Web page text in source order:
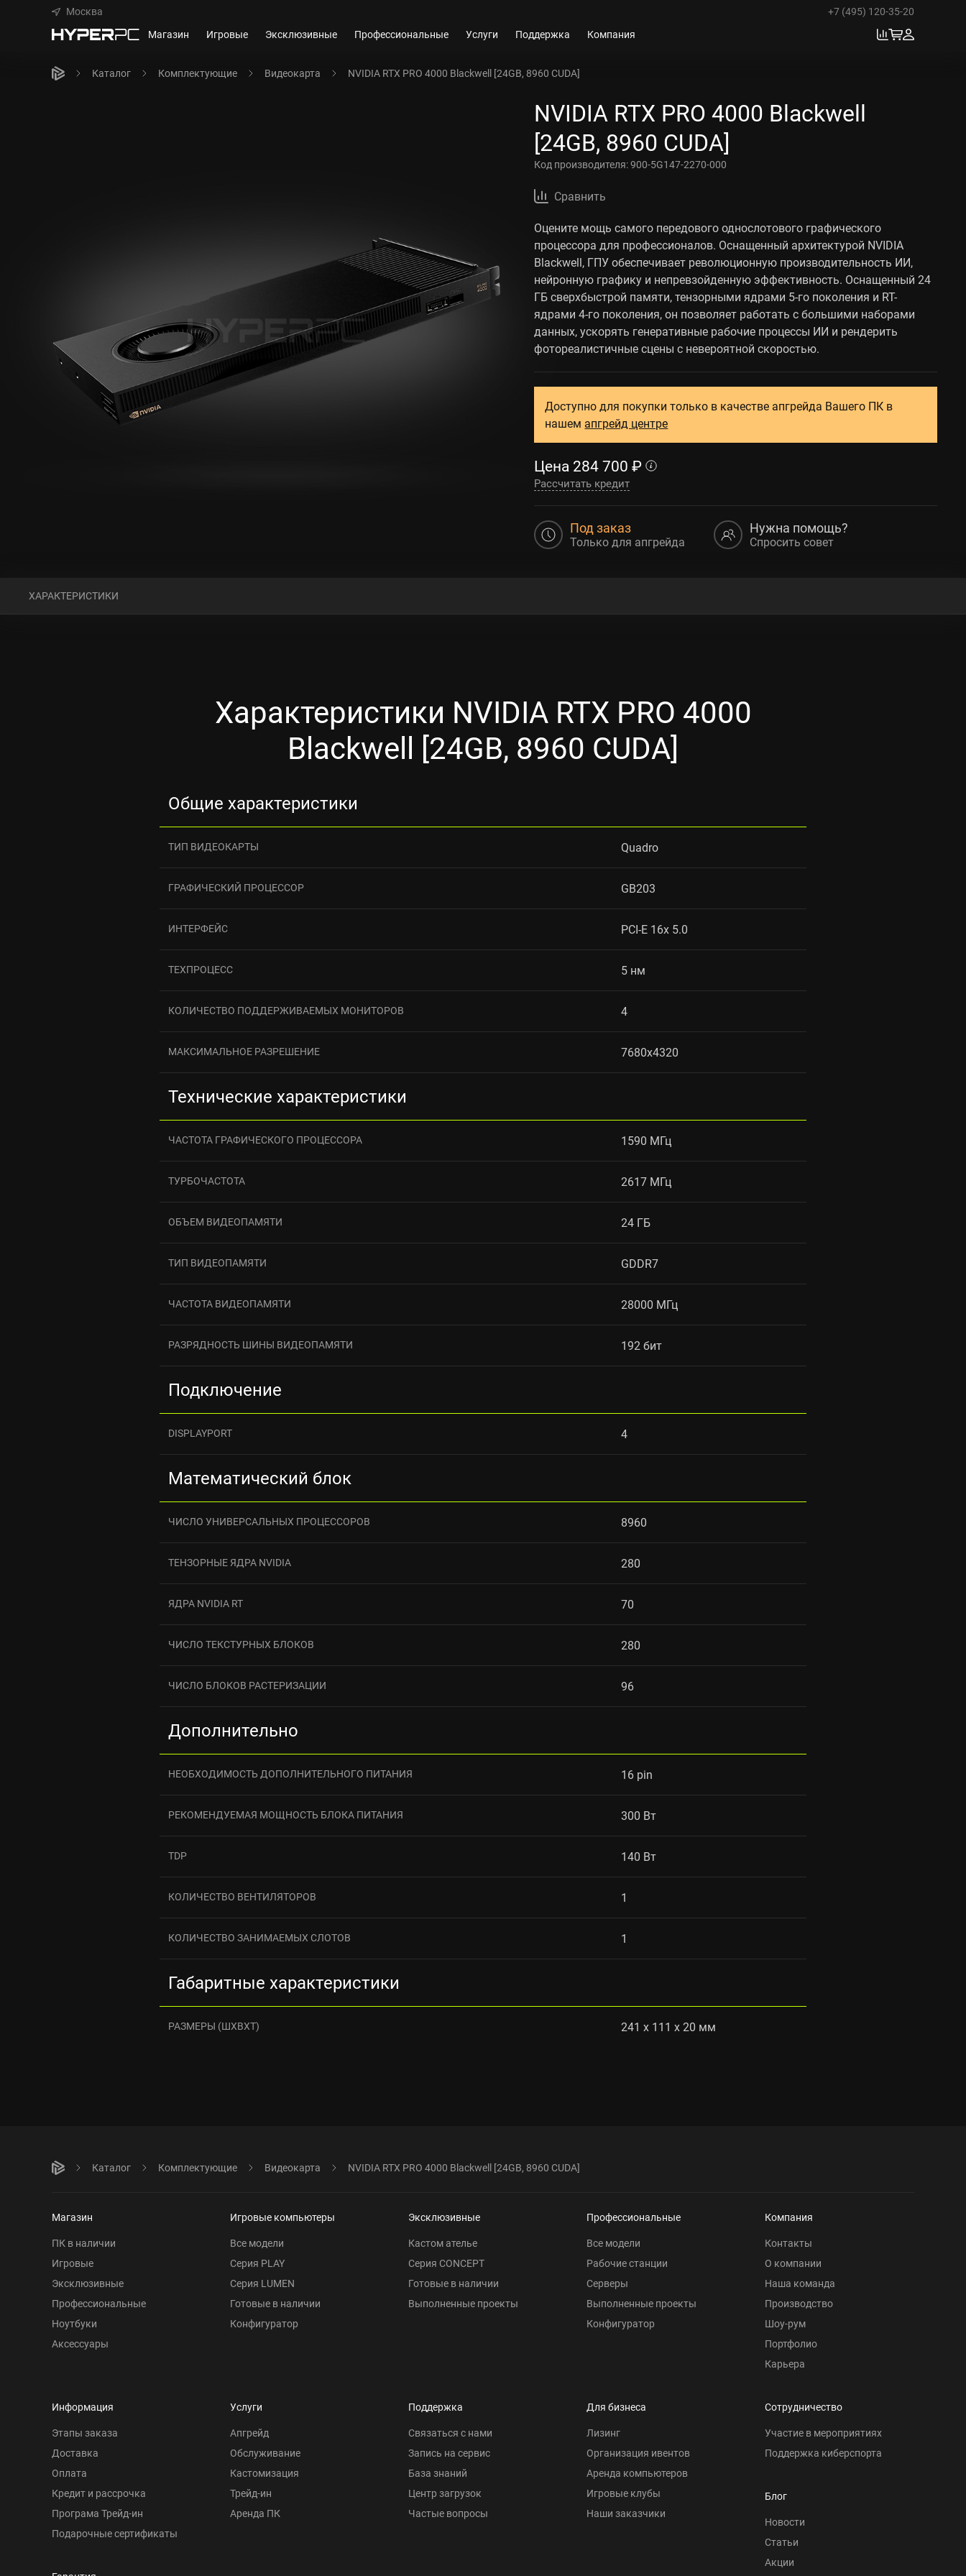
Москва
+7 (495) 120-35-20
Магазин
Игровые Эксклюзивные Профессиональные Услуги Поддержка Компания
Каталог Комплектующие Видеокарта NVIDIA RTX PRO 4000 Blackwell [24GB, 8960 CUDA]
NVIDIA RTX PRO 4000 Blackwell
[24GB, 8960 CUDA]
Код производителя:900-5G147-2270-000
Сравнить
Оцените мощь самого передового однослотового графического
процессора для профессионалов. Оснащенный архитектурой NVIDIA
Blackwell, ГПУ обеспечивает революционную производительность ИИ,
нейронную графику и непревзойденную эффективность. Оснащенный 24
ГБ сверхбыстрой памяти, тензорными ядрами 5-го поколения и RT-
ядрами 4-го поколения, он позволяет работать с большими наборами
данных, ускорять генеративные рабочие процессы ИИ и рендерить
фотореалистичные сцены с невероятной скоростью.
Доступно для покупки только в качестве апгрейда Вашего ПК в
нашем апгрейд центре
Цена 284 700 ₽
Рассчитать кредит
Под заказ
Только для апгрейда
Нужна помощь?
Спросить совет
ХАРАКТЕРИСТИКИ
Характеристики NVIDIA RTX PRO 4000
Blackwell [24GB, 8960 CUDA]
Общие характеристики
ТИП ВИДЕОКАРТЫ Quadro
ГРАФИЧЕСКИЙ ПРОЦЕССОР GB203
ИНТЕРФЕЙС PCI-E 16x 5.0
ТЕХПРОЦЕСС 5 нм
КОЛИЧЕСТВО ПОДДЕРЖИВАЕМЫХ МОНИТОРОВ 4
МАКСИМАЛЬНОЕ РАЗРЕШЕНИЕ 7680x4320
Технические характеристики
ЧАСТОТА ГРАФИЧЕСКОГО ПРОЦЕССОРА 1590 МГц
ТУРБОЧАСТОТА 2617 МГц
ОБЪЕМ ВИДЕОПАМЯТИ 24 ГБ
ТИП ВИДЕОПАМЯТИ GDDR7
ЧАСТОТА ВИДЕОПАМЯТИ 28000 МГц
РАЗРЯДНОСТЬ ШИНЫ ВИДЕОПАМЯТИ 192 бит
Подключение
DISPLAYPORT 4
Математический блок
ЧИСЛО УНИВЕРСАЛЬНЫХ ПРОЦЕССОРОВ 8960
ТЕНЗОРНЫЕ ЯДРА NVIDIA 280
ЯДРА NVIDIA RT 70
ЧИСЛО ТЕКСТУРНЫХ БЛОКОВ 280
ЧИСЛО БЛОКОВ РАСТЕРИЗАЦИИ 96
Дополнительно
НЕОБХОДИМОСТЬ ДОПОЛНИТЕЛЬНОГО ПИТАНИЯ 16 pin
РЕКОМЕНДУЕМАЯ МОЩНОСТЬ БЛОКА ПИТАНИЯ 300 Вт
TDP 140 Вт
КОЛИЧЕСТВО ВЕНТИЛЯТОРОВ 1
КОЛИЧЕСТВО ЗАНИМАЕМЫХ СЛОТОВ 1
Габаритные характеристики
РАЗМЕРЫ (ШXВXТ) 241 x 111 x 20 мм
Каталог Комплектующие Видеокарта NVIDIA RTX PRO 4000 Blackwell [24GB, 8960 CUDA]
Магазин
ПК в наличии
Игровые
Эксклюзивные
Профессиональные
Ноутбуки
Аксессуары
Игровые компьютеры
Все модели
Серия PLAY
Серия LUMEN
Готовые в наличии
Конфигуратор
Эксклюзивные
Кастом ателье
Серия CONCEPT
Готовые в наличии
Выполненные проекты
Профессиональные
Все модели
Рабочие станции
Серверы
Выполненные проекты
Конфигуратор
Компания
Контакты
О компании
Наша команда
Производство
Шоу-рум
Портфолио
Карьера
Информация
Этапы заказа
Доставка
Оплата
Кредит и рассрочка
Програма Трейд-ин
Подарочные сертификаты
Услуги
Апгрейд
Обслуживание
Кастомизация
Трейд-ин
Аренда ПК
Поддержка
Связаться с нами
Запись на сервис
База знаний
Центр загрузок
Частые вопросы
Для бизнеса
Лизинг
Организация ивентов
Аренда компьютеров
Игровые клубы
Наши заказчики
Сотрудничество
Участие в мероприятиях
Поддержка киберспорта
Блог
Новости
Статьи
Акции